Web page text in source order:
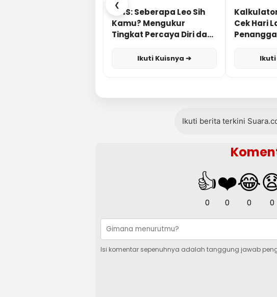
❮
KUIS: Seberapa Leo Sih
Kamu? Mengukur
Tingkat Percaya Diri dan
Ikuti Kuisnya ➔
Cek Hari
Ikuti berita terkini
👍
0
❤️
0
😂
0 0
Isi komentar sepenuhnya adalah tanggung jawab